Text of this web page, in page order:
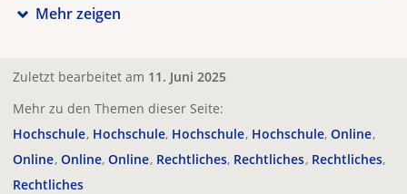
Mehr zeigen
Zuletzt bearbeitet am 11. Juni 2025
Mehr zu den Themen dieser Seite:
Hochschule Hochschule Hochschule Hochschule Online
Online Online Online Rechtliches Rechtliches Rechtliches
Rechtliches